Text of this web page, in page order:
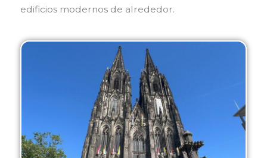
edificios modernos de alrededor.